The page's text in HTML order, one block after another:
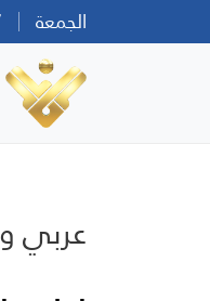
الجمعة
عربي